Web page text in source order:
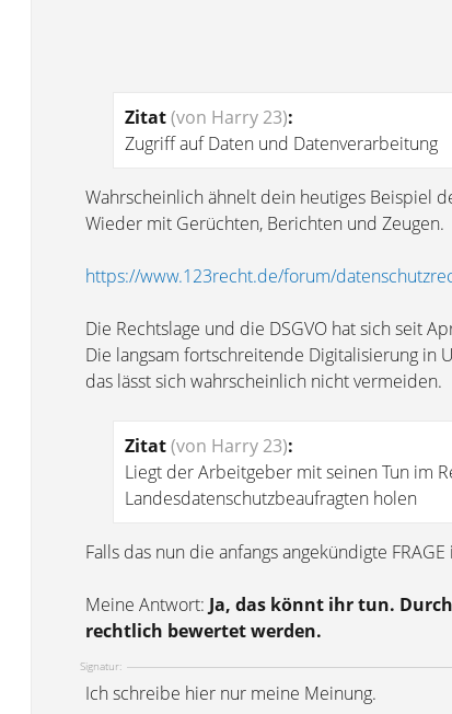
Zitat(von Harry 23):
Zugriff auf Daten und Datenverarbeitung
Wahrscheinlich ähnelt dein heutiges Beispiel
Wieder mit Gerüchten, Berichten und Zeugen.
https://www.123recht.de/forum/
Die Rechtslage und die DSGVO hat sich seit
Die langsam fortschreitende Digitalisierung in
das lässt sich wahrscheinlich nicht vermeiden.
Zitat(von Harry 23):
Liegt der Arbeitgeber mit seinen Tun im
Landesdatenschutzbeaufragten holen
Falls das nun die anfangs angekündigte FRAGE
Meine Antwort: Ja, das könnt ihr tun.
rechtlich bewertet werden.
Signatur:
Ich schreibe hier nur meine Meinung.